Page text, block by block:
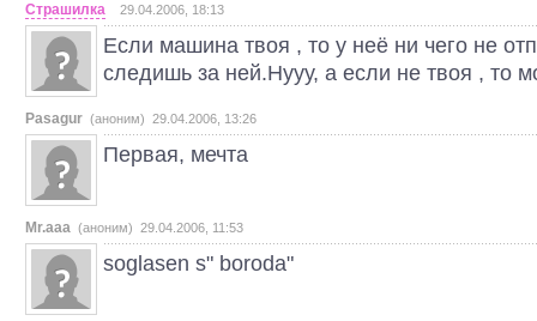
Страшилка 29.04.2006, 18:13
Если машина твоя , то у неё ни чего не
следишь за ней.Нууу, а если не твоя , то
Pasagur (аноним) 29.04.2006, 13:26
Первая, мечта
Mr.aaa (аноним) 29.04.2006, 11:53
soglasen s" boroda"